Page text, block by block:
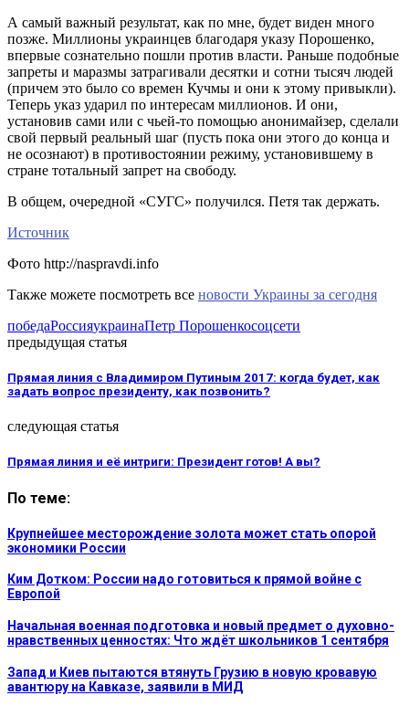
А самый важный результат, как по мне, будет виден много
позже. Миллионы украинцев благодаря указу Порошенко,
впервые сознательно пошли против власти. Раньше подобные
запреты и маразмы затрагивали десятки и сотни тысяч людей
(причем это было со времен Кучмы и они к этому привыкли).
Теперь указ ударил по интересам миллионов. И они,
установив сами или с чьей-то помощью анонимайзер, сделали
свой первый реальный шаг (пусть пока они этого до конца и
не осознают) в противостоянии режиму, установившему в
стране тотальный запрет на свободу.
В общем, очередной «СУГС» получился. Петя так держать.
Источник
Фото http://naspravdi.info
Также можете посмотреть все новости Украины за сегодня
победаРоссияукраинаПетр Порошенкосоцсети
предыдущая статья
Прямая линия с Владимиром Путиным 2017: когда будет, как
задать вопрос президенту, как позвонить?
следующая статья
Прямая линия и её интриги: Президент готов! А вы?
По теме:
Крупнейшее месторождение золота может стать опорой
экономики России
Ким Дотком: России надо готовиться к прямой войне с
Европой
Начальная военная подготовка и новый предмет о духовно-
нравственных ценностях: Что ждёт школьников 1 сентября
Запад и Киев пытаются втянуть Грузию в новую кровавую
авантюру на Кавказе, заявили в МИД